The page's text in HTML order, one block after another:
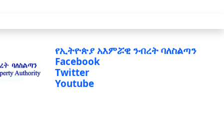
የኢትዮጵያ አእምሯዊ ንብረት ባለስልጣን
Facebook
Twitter
Youtube